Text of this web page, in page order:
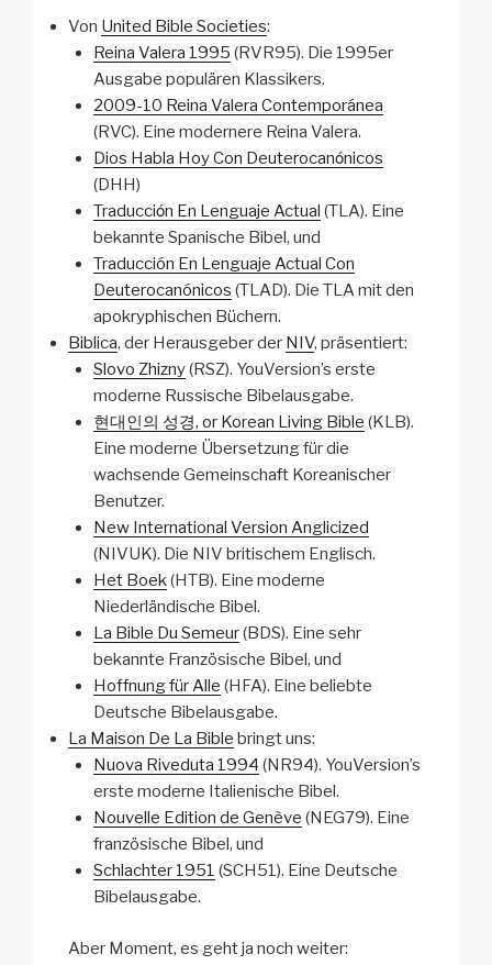
Von United Bible Societies:
Reina Valera 1995 (RVR95). Die 1995er
Ausgabe populären Klassikers.
2009-10 Reina Valera Contemporánea
(RVC). Eine modernere Reina Valera.
Dios Habla Hoy Con Deuterocanόnicos
(DHH)
Traducciόn En Lenguaje Actual (TLA). Eine
bekannte Spanische Bibel, und
Traducción En Lenguaje Actual Con
Deuterocanónicos (TLAD). Die TLA mit den
apokryphischen Büchern.
Biblica, der Herausgeber der NIV, präsentiert:
Slovo Zhizny(RSZ). YouVersion’s erste
moderne Russische Bibelausgabe.
현대인의 성경, or Korean Living Bible (KLB).
Eine moderne Übersetzung für die
wachsende Gemeinschaft Koreanischer
Benutzer.
New International Version Anglicized
(NIVUK). Die NIV britischem Englisch.
Het Boek(HTB). Eine moderne
Niederländische Bibel.
La Bible Du Semeur(BDS). Eine sehr
bekannte Französische Bibel, und
Hoffnung für Alle (HFA). Eine beliebte
Deutsche Bibelausgabe.
La Maison De La Bible bringt uns:
Nuova Riveduta 1994 (NR94). YouVersion’s
erste moderne Italienische Bibel.
Nouvelle Edition de Genève (NEG79). Eine
französische Bibel, und
Schlachter 1951 (SCH51). Eine Deutsche
Bibelausgabe.
Aber Moment, es geht ja noch weiter: